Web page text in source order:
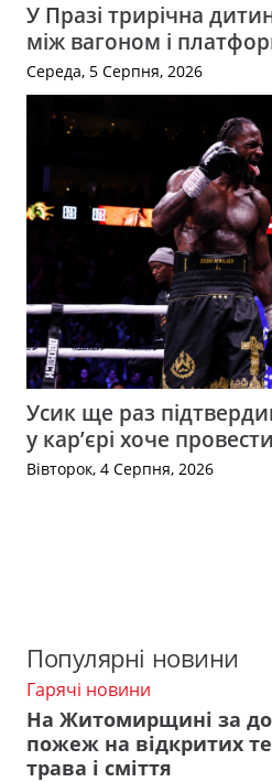
У Празі трирічна
між вагоном і
Середа, 5 Серпня, 2026
Усик ще раз
у кар’єрі хоче
Вівторок, 4 Серпня, 2026
Популярні новини
Гарячі новини
На Житомирщині за
пожеж на відкритих
трава і сміття